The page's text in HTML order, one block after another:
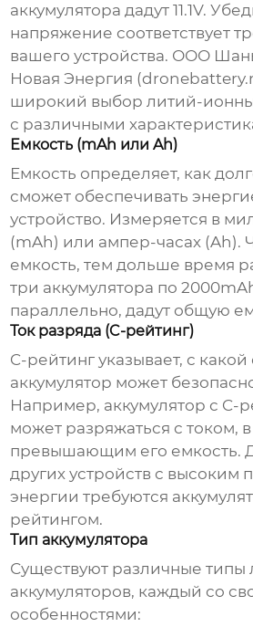
аккумулятора дадут 11.1V.
напряжение соответствует
вашего устройства. ООО
Новая Энергия
широкий выбор литий-
с различными
Емкость (mAh или Ah)
Емкость определяет, как
сможет обеспечивать
устройство. Измеряется в
(mAh) или ампер-часах (Ah).
емкость, тем дольше время
три аккумулятора по
параллельно, дадут общую
Ток разряда (C-рейтинг)
C-рейтинг указывает, с
аккумулятор может
Например, аккумулятор с C-
может разряжаться с током, в
превышающим его емкость.
других устройств с высоким
энергии требуются
рейтингом.
Тип аккумулятора
Существуют различные типы
аккумуляторов, каждый со
особенностями: